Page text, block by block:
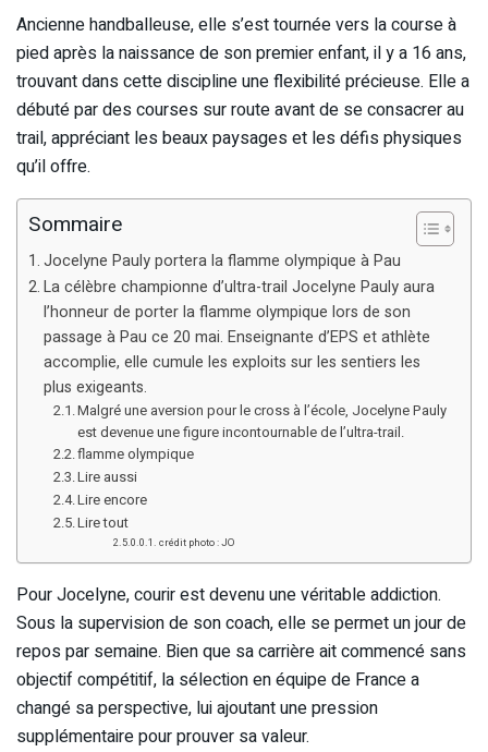
Ancienne handballeuse, elle s’est tournée vers la course à
pied après la naissance de son premier enfant, il y a 16 ans,
trouvant dans cette discipline une flexibilité précieuse. Elle a
débuté par des courses sur route avant de se consacrer au
trail, appréciant les beaux paysages et les défis physiques
qu’il offre.
Sommaire
Jocelyne Pauly portera la flamme olympique à Pau
La célèbre championne d’ultra-trail Jocelyne Pauly aura
l’honneur de porter la flamme olympique lors de son
passage à Pau ce 20 mai. Enseignante d’EPS et athlète
accomplie, elle cumule les exploits sur les sentiers les
plus exigeants.
Malgré une aversion pour le cross à l’école, Jocelyne Pauly
est devenue une figure incontournable de l’ultra-trail.
flamme olympique
Lire aussi
Lire encore
Lire tout
crédit photo : JO
Pour Jocelyne, courir est devenu une véritable addiction.
Sous la supervision de son coach, elle se permet un jour de
repos par semaine. Bien que sa carrière ait commencé sans
objectif compétitif, la sélection en équipe de France a
changé sa perspective, lui ajoutant une pression
supplémentaire pour prouver sa valeur.